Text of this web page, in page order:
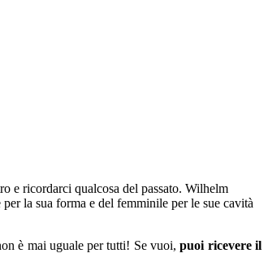
e ricordarci qualcosa del passato. Wilhelm
la sua forma e del femminile per le sue cavità
è mai uguale per tutti! Se vuoi,puoi ricevere il